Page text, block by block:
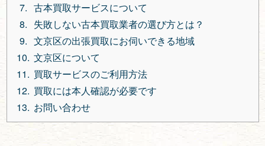
古本買取サービスについて
失敗しない古本買取業者の選び方とは？
文京区の出張買取にお伺いできる地域
文京区について
買取サービスのご利用方法
買取には本人確認が必要です
お問い合わせ